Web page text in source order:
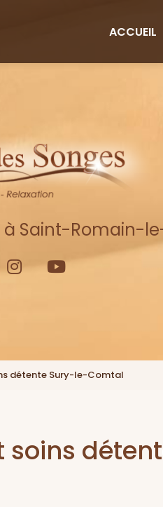
ACCUEIL
Saint-Romain-
détente Sury-le-Comtal
soins